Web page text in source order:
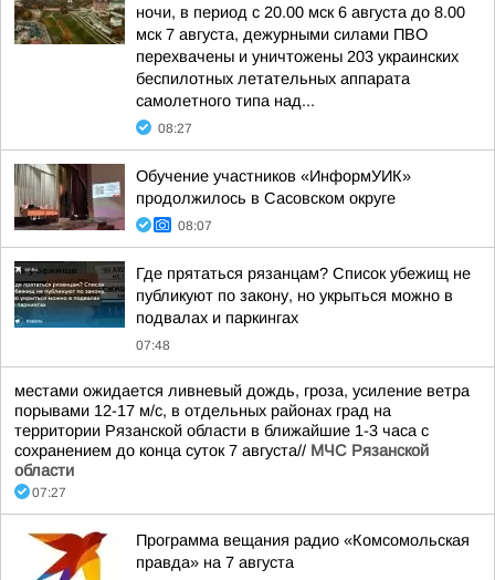
ночи, в период с 20.00 мск 6 августа до 8.00
мск 7 августа, дежурными силами ПВО
перехвачены и уничтожены 203 украинских
беспилотных летательных аппарата
самолетного типа над...
08:27
Обучение участников «ИнформУИК»
продолжилось в Сасовском округе
08:07
Где прятаться рязанцам? Список убежищ не
публикуют по закону, но укрыться можно в
подвалах и паркингах
07:48
местами ожидается ливневый дождь, гроза, усиление ветра
порывами 12-17 м/с, в отдельных районах град на
территории Рязанской области в ближайшие 1-3 часа с
сохранением до конца суток 7 августа// МЧС Рязанской
области
07:27
Программа вещания радио «Комсомольская
правда» на 7 августа